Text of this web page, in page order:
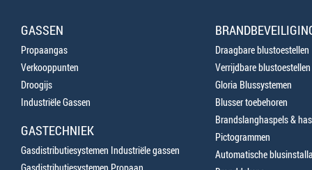
GASSEN
Propaangas
Verkooppunten
Droogijs
Industriële Gassen
GASTECHNIEK
Gasdistributiesystemen Industriële gassen
Draagbare blustoestellen
Verrijdbare blustoestellen
Gloria Blussystemen
Blusser toebehoren
Brandslanghaspels &
Pictogrammen
Automatische